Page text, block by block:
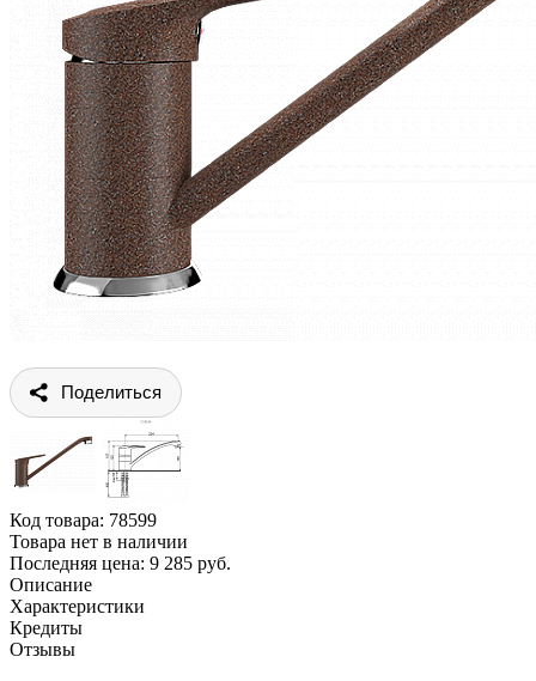
Поделиться
Код товара: 78599
Товара нет в наличии
Последняя цена: 9 285 руб.
Описание
Характеристики
Кредиты
Отзывы